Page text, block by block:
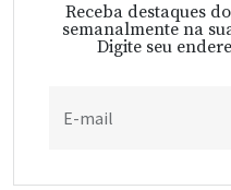
Receba destaques
semanalmente na
Digite seu
E-mail